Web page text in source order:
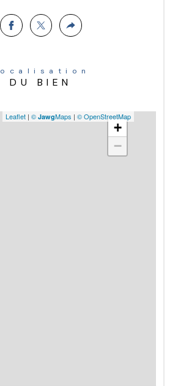
Localisation
DU BIEN
+
−
Leaflet | © JawgMaps | © OpenStreetMap